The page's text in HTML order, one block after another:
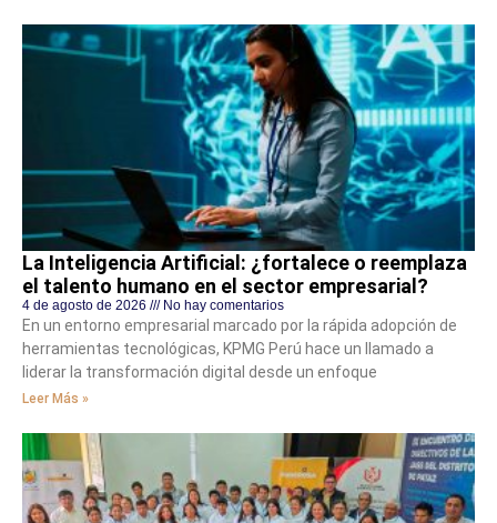
La Inteligencia Artificial: ¿fortalece o reemplaza
el talento humano en el sector empresarial?
4 de agosto de 2026 No hay comentarios
En un entorno empresarial marcado por la rápida adopción de
herramientas tecnológicas, KPMG Perú hace un llamado a
liderar la transformación digital desde un enfoque
Leer Más »